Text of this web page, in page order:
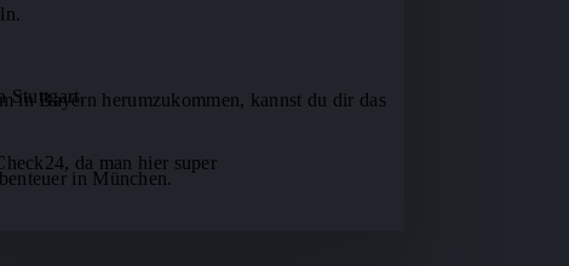
Stuttgart.
in München.
in Bayern herumzukommen, kannst du dir das
da man hier super